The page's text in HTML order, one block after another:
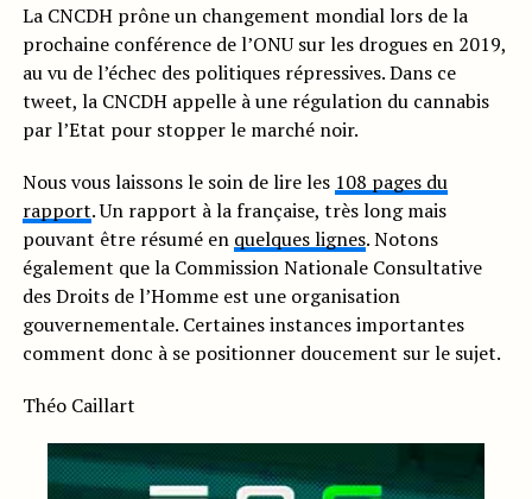
La CNCDH prône un changement mondial lors de la
prochaine conférence de l’ONU sur les drogues en 2019,
au vu de l’échec des politiques répressives. Dans ce
tweet, la CNCDH appelle à une régulation du cannabis
par l’Etat pour stopper le marché noir.
Nous vous laissons le soin de lire les 108 pages du
rapport. Un rapport à la française, très long mais
pouvant être résumé en quelques lignes. Notons
également que la Commission Nationale Consultative
des Droits de l’Homme est une organisation
gouvernementale. Certaines instances importantes
comment donc à se positionner doucement sur le sujet.
Théo Caillart